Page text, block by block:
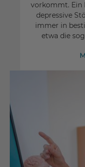
vorkommt. Ein
depressive
immer in
etwa die